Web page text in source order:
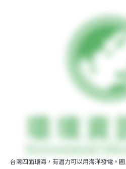
台灣四面環海，有潛力可以用海洋發電。圖